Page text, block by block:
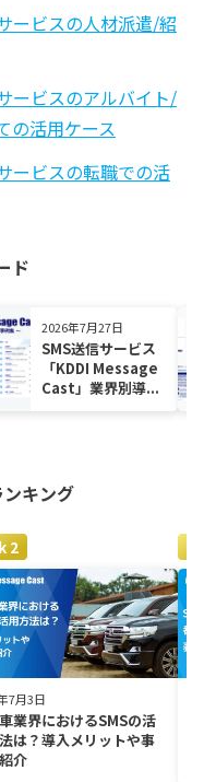
ービスの人材派遣/紹
ービスのアルバイト/
の活用ケース
ービスの転職での活
ド
2026年7月27日
SMS送信サービス
「KDDI Message
Cast」業界別導...
キング
7月3日
業界におけるSMSの活
は？導入メリットや事
介